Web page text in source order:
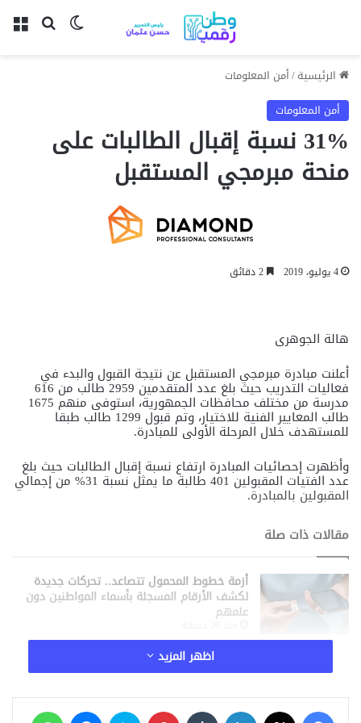
بحث عنالوضع
الرئيسية/أمن المعلومات
أمن المعلومات
31% نسبة إقبال الطالبات على
منحة مبرمجي المستقبل
4 يوليو، 2019
هالة الجوهرى
أعلنت مبادرة مبرمجي المستقبل عن نتيجة القبول والبدء في
فعاليات التدريب حيث بلغ عدد المتقدمين 2959 طالب من 616
مدرسة من مختلف محافظات الجمهورية، استوفى منهم 1675
طالب المعايير الفنية للاختيار، وتم قبول 1299 طالب طبقا
للمستهدف خلال المرحلة الأولى للمبادرة.
وأظهرت إحصائيات المبادرة ارتفاع نسبة إقبال الطالبات حيث بلغ
عدد الفتيات المقبولين 401 طالبة ما يمثل نسبة 31% من إجمالي
المقبولين بالمبادرة.
مقالات ذات صلة
أزمة خطوط المحمول تتصاعد.. تحركات جديدة
لكشف الأرقام المسجلة بأسماء المواطنين دون
علمهم
الخط ما زال ظاهرًا في «أرقامي» بعد إنكار
ملكيته؟ اعرف متى يختفي وماذا تفعل
اظهر المزيد
فيسبوك لينكدإن بينتيريست سكايب ماسنجر